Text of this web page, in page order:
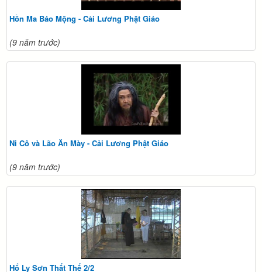
Hồn Ma Báo Mộng - Cải Lương Phật Giáo
(9 năm trước)
Ni Cô và Lão Ăn Mày - Cải Lương Phật Giáo
(9 năm trước)
Hổ Ly Sơn Thất Thế 2/2